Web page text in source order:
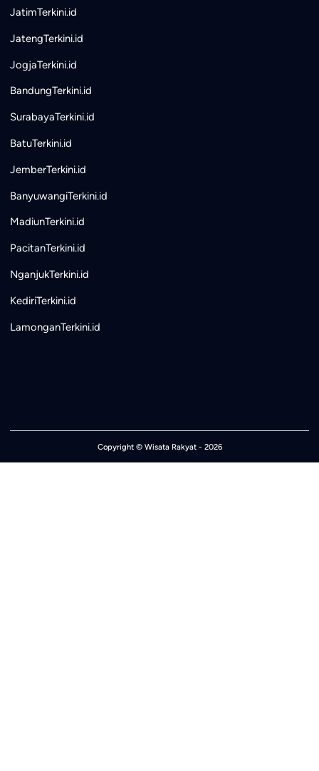
JatimTerkini.id
JatengTerkini.id
JogjaTerkini.id
BandungTerkini.id
SurabayaTerkini.id
BatuTerkini.id
JemberTerkini.id
BanyuwangiTerkini.id
MadiunTerkini.id
PacitanTerkini.id
NganjukTerkini.id
KediriTerkini.id
LamonganTerkini.id
Copyright © Wisata Rakyat- 2026